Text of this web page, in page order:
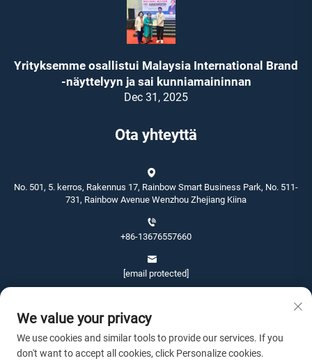
Yrityksemme osallistui Malaysia International Brand
-näyttelyyn ja sai kunniamaininnan
Dec 31, 2025
Ota yhteyttä
No. 501, 5. kerros, Rakennus 17, Rainbow Smart Business Park, No. 511-
731, Rainbow Avenue Wenzhou Zhejiang Kiina
+86-13676557660
[email protected]
We value your privacy
We use cookies and similar tools to provide our services. If you
don't want to accept all cookies, click Personalize cookies.